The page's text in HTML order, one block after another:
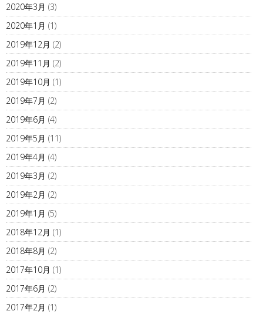
2020年3月 (3)
2020年1月 (1)
2019年12月 (2)
2019年11月 (2)
2019年10月 (1)
2019年7月 (2)
2019年6月 (4)
2019年5月 (11)
2019年4月 (4)
2019年3月 (2)
2019年2月 (2)
2019年1月 (5)
2018年12月 (1)
2018年8月 (2)
2017年10月 (1)
2017年6月 (2)
2017年2月 (1)